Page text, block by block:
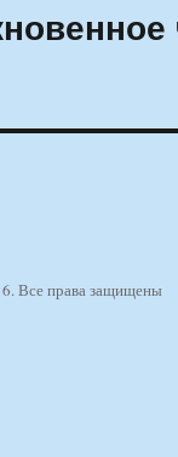
Все права защищены